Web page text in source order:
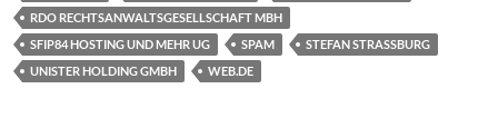
RDO RECHTSANWALTSGESELLSCHAFT MBH
SFIP84 HOSTING UND MEHR UG
SPAM
STEFAN STRASSBURG
UNISTER HOLDING GMBH
WEB.DE